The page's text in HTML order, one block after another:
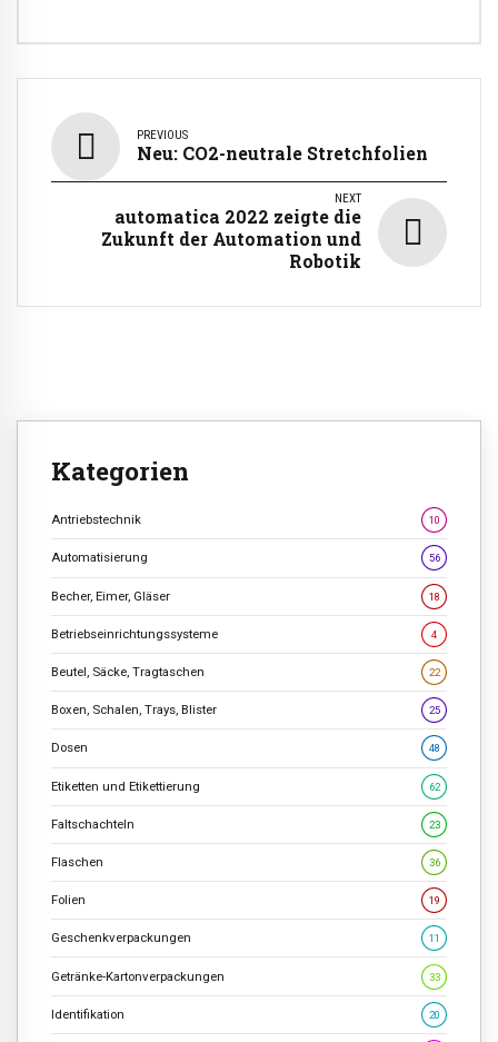
PREVIOUS
Neu: CO2-neutrale Stretchfolien
NEXT
automatica 2022 zeigte die
Zukunft der Automation und
Robotik
Kategorien
Antriebstechnik 10
Automatisierung 56
Becher, Eimer, Gläser 18
Betriebseinrichtungssysteme 4
Beutel, Säcke, Tragtaschen 22
Boxen, Schalen, Trays, Blister 25
Dosen 48
Etiketten und Etikettierung 62
Faltschachteln 23
Flaschen 36
Folien 19
Geschenkverpackungen 11
Getränke-Kartonverpackungen 33
Identifikation 20